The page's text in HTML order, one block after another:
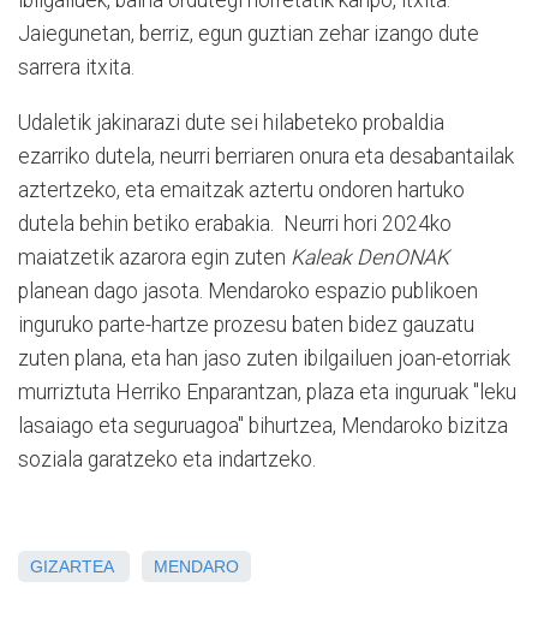
Jaiegunetan, berriz, egun guztian zehar izango dute
sarrera itxita.
Udaletik jakinarazi dute sei hilabeteko probaldia
ezarriko dutela, neurri berriaren onura eta desabantailak
aztertzeko, eta emaitzak aztertu ondoren hartuko
dutela behin betiko erabakia. Neurri hori 2024ko
maiatzetik azarora egin zuten Kaleak DenONAK
planean dago jasota. Mendaroko espazio publikoen
inguruko parte-hartze prozesu baten bidez gauzatu
zuten plana, eta han jaso zuten ibilgailuen joan-etorriak
murriztuta Herriko Enparantzan, plaza eta inguruak "leku
lasaiago eta seguruagoa" bihurtzea, Mendaroko bizitza
soziala garatzeko eta indartzeko.
GIZARTEA MENDARO